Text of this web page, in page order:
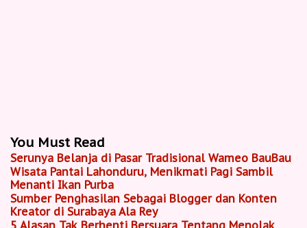
You Must Read
Serunya Belanja di Pasar Tradisional Wameo BauBau
Wisata Pantai Lahonduru, Menikmati Pagi Sambil
Menanti Ikan Purba
Sumber Penghasilan Sebagai Blogger dan Konten
Kreator di Surabaya Ala Rey
5 Alasan Tak Berhenti Bersuara Tentang Menolak